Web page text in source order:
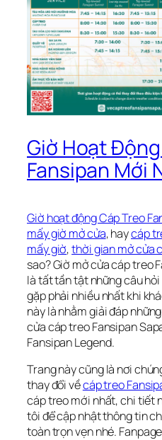
Giờ Hoạt
Fansipan Mới
Giờ hoạt động Cáp Treo
mấy giờ mở cửa, haycáp
mấy giờ,thời gian mở cửa
sao? Giờ mở cửa cáp treo
là tất tần tật những câu
gặp phải nhiều nhất khi
này là nhằm giải đáp
cửa cáp treo Fansipan
Fansipan Legend.
Trang này cũng là nơi
thay đổi vềcáp treo
cáp treo mới nhất, chi tiết
tôi để cập nhật thông tin
toàn trọn vẹn nhé.